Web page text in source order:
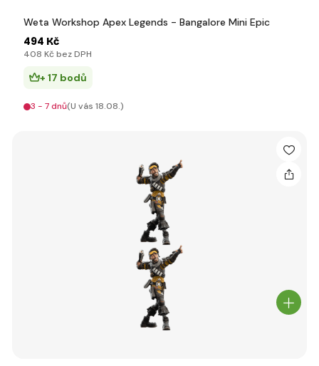
Weta Workshop Apex Legends - Bangalore Mini Epic
494 Kč
408 Kč bez DPH
+ 17 bodů
3 - 7 dnů(U vás 18.08.)